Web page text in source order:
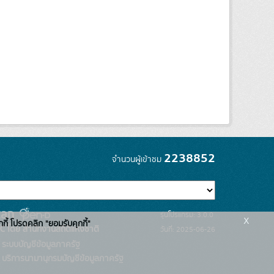
จำนวนผู้เข้าชม 2238852
โดย สำนักงานสถิติแห่งชาติ
รุ่นโปรแกรม: 3.0.0
วันที่: 2025-06-26
กี้ โปรดคลิก "ยอมรับคุกกี้" x